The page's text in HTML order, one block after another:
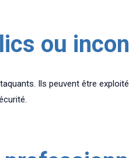
ou
Ils peuvent être